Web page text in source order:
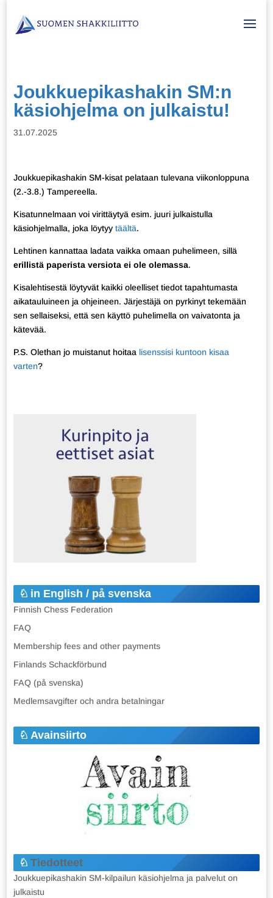
Joukkuepikashakin SM:n
käsiohjelma on julkaistu!
31.07.2025
Joukkuepikashakin SM-kisat pelataan tulevana viikonloppuna
(2.-3.8.) Tampereella.
Kisatunnelmaan voi virittäytyä esim. juuri julkaistulla
käsiohjelmalla, joka löytyy täältä.
Lehtinen kannattaa ladata vaikka omaan puhelimeen, sillä
erillistä paperista versiota ei ole olemassa.
Kisalehtisestä löytyvät kaikki oleelliset tiedot tapahtumasta
aikatauluineen ja ohjeineen. Järjestäjä on pyrkinyt tekemään
sen sellaiseksi, että sen käyttö puhelimella on vaivatonta ja
kätevää.
P.S. Olethan jo muistanut hoitaa lisenssisi kuntoon kisaa
varten?
in English / på svenska
Finnish Chess Federation
FAQ
Membership fees and other payments
Finlands Schackförbund
FAQ (på svenska)
Medlemsavgifter och andra betalningar
Avainsiirto
Tiedotteet
Joukkuepikashakin SM-kilpailun käsiohjelma ja palvelut on
julkaistu